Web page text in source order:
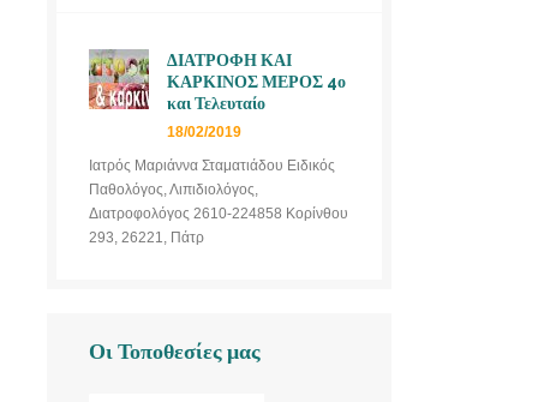
ΔΙΑΤΡΟΦΗ ΚΑΙ
ΚΑΡΚΙΝΟΣ ΜΕΡΟΣ 4ο
και Τελευταίο
18/02/2019
Ιατρός Μαριάννα Σταματιάδου Ειδικός
Παθολόγος, Λιπιδιολόγος,
Διατροφολόγος 2610-224858 Κορίνθου
293, 26221, Πάτρ
Οι Τοποθεσίες μας